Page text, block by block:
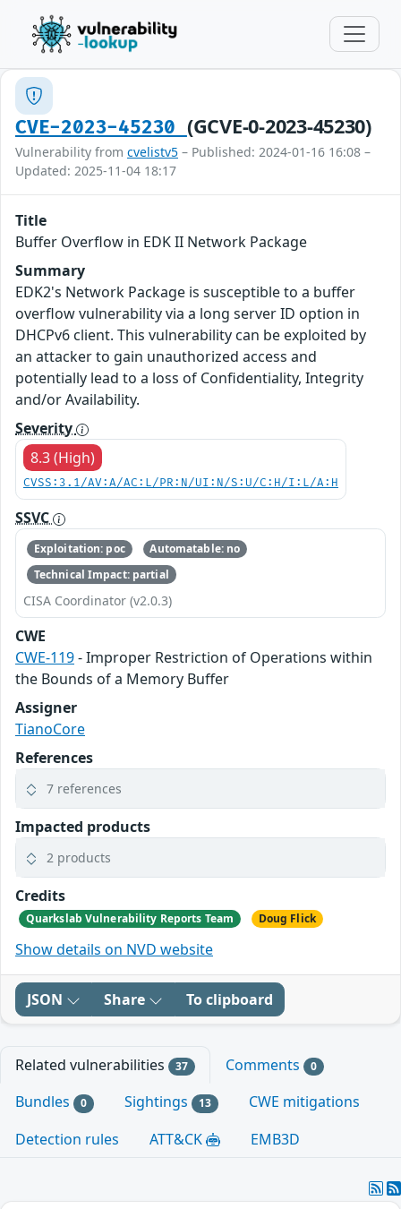
CVE-2023-45230 (GCVE-0-2023-45230)
Vulnerability from cvelistv5 – Published: 2024-01-16 16:08 –
Updated: 2025-11-04 18:17
Title
Buffer Overflow in EDK II Network Package
Summary
EDK2's Network Package is susceptible to a buffer
overflow vulnerability via a long server ID option in
DHCPv6 client. This vulnerability can be exploited by
an attacker to gain unauthorized access and
potentially lead to a loss of Confidentiality, Integrity
and/or Availability.
Severity
8.3 (High)
CVSS:3.1/AV:A/AC:L/PR:N/UI:N/S:U/C:H/I:L/A:H
SSVC
Exploitation: poc
Automatable: no
Technical Impact: partial
CISA Coordinator (v2.0.3)
CWE
CWE-119- Improper Restriction of Operations within
the Bounds of a Memory Buffer
Assigner
TianoCore
References
7 references
Impacted products
2 products
Credits
Quarkslab Vulnerability Reports Team Doug Flick
Show details on NVD website
JSON Share To clipboard
Related vulnerabilities 37 Comments 0
Bundles 0 Sightings 13
CWE mitigations
Detection rules
ATT&CK EMB3D